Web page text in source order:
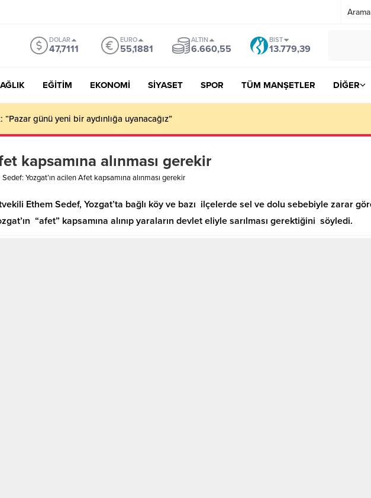
DOLAR
47,7111
EURO
55,1881
ALTIN
6.660,55
BIST
13.779,39
EĞİTİM EKONOMİ SİYASET SPOR TÜM MANŞETLER DİĞER
“Pazar günü yeni bir aydınlığa uyanacağız”
kapsamına alınması gerekir
Sedef: Yozgat’ın acilen Afet kapsamına alınması gerekir
Ethem Sedef, Yozgat’ta bağlı köy ve bazı ilçelerde sel ve dolu sebebiyle zarar
“afet” kapsamına alınıp yaraların devlet eliyle sarılması gerektiğini söyledi.